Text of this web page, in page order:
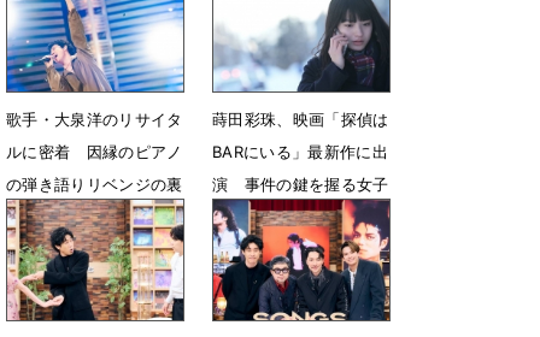
歌手・大泉洋のリサイタ
ルに密着 因縁のピアノ
の弾き語りリベンジの裏
側
7月25日 18時00分
蒔田彩珠、映画「探偵は
BARにいる」最新作に出
演 事件の鍵を握る女子
高生役
7月14日 07時00分